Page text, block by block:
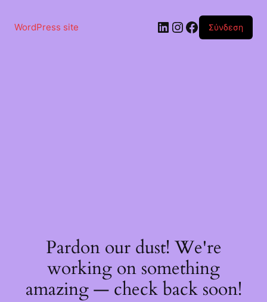
περιεχόμενο
WordPress site Linkedin
Instagram
Facebook
Σύνδεση
Pardon our dust! We're
working on something
amazing — check back soon!